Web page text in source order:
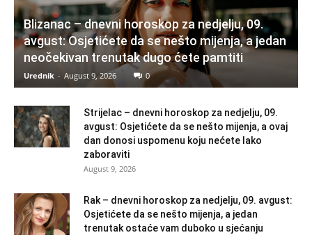
Blizanac – dnevni horoskop za nedjelju, 09.
avgust: Osjetićete da se nešto mijenja, a jedan
neočekivan trenutak dugo ćete pamtiti
Urednik - August 9, 2026 0
Strijelac – dnevni horoskop za nedjelju, 09.
avgust: Osjetićete da se nešto mijenja, a ovaj
dan donosi uspomenu koju nećete lako
zaboraviti
August 9, 2026
Rak – dnevni horoskop za nedjelju, 09. avgust:
Osjetićete da se nešto mijenja, a jedan
trenutak ostaće vam duboko u sjećanju